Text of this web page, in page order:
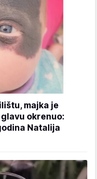
majka je
okrenuo:
Natalija